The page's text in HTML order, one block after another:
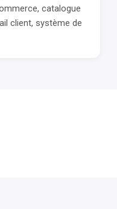
catalogue
client, système de